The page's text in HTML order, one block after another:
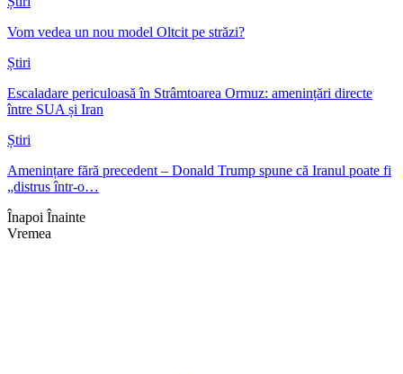
Vom vedea un nou model Oltcit pe străzi?
Știri
Escaladare periculoasă în Strâmtoarea Ormuz: amenințări directe
între SUA și Iran
Știri
Amenințare fără precedent – Donald Trump spune că Iranul poate fi
„distrus într-o…
Înapoi Înainte
Vremea